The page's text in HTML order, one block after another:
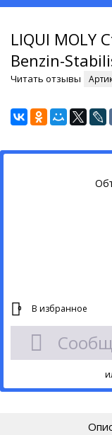
LIQUI MOLY
Benzin-
Читать отзывы
0 В избранное